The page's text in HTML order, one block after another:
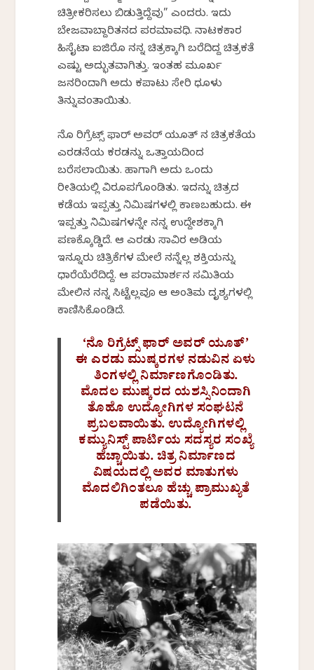
ಚಿತ್ರೀಕರಿಸಲು ಬಿಡುತ್ತಿದ್ದೆವು” ಎಂದರು. ಇದು
ಬೇಜವಾಬ್ದಾರಿತನದ ಪರಮಾವಧಿ. ನಾಟಕಕಾರ
ಹಿಸೈಟಾ ಐಜಿರೊ ನನ್ನ ಚಿತ್ರಕ್ಕಾಗಿ ಬರೆದಿದ್ದ ಚಿತ್ರಕತೆ
ಎಷ್ಟು ಅದ್ಭುತವಾಗಿತ್ತು. ಇಂತಹ ಮೂರ್ಖ
ಜನರಿಂದಾಗಿ ಅದು ಕಪಾಟು ಸೇರಿ ಧೂಳು
ತಿನ್ನುವಂತಾಯಿತು.
ನೊ ರಿಗ್ರೆಟ್ಸ್ ಫಾರ್ ಅವರ್ ಯೂತ್ ನ ಚಿತ್ರಕತೆಯ
ಎರಡನೆಯ ಕರಡನ್ನು ಒತ್ತಾಯದಿಂದ
ಬರೆಸಲಾಯಿತು. ಹಾಗಾಗಿ ಅದು ಒಂದು
ರೀತಿಯಲ್ಲಿ ವಿರೂಪಗೊಂಡಿತು. ಇದನ್ನು ಚಿತ್ರದ
ಕಡೆಯ ಇಪ್ಪತ್ತು ನಿಮಿಷಗಳಲ್ಲಿ ಕಾಣಬಹುದು. ಈ
ಇಪ್ಪತ್ತು ನಿಮಿಷಗಳನ್ನೇ ನನ್ನ ಉದ್ದೇಶಕ್ಕಾಗಿ
ಪಣಕ್ಕೊಡ್ಡಿದೆ. ಆ ಎರಡು ಸಾವಿರ ಅಡಿಯ
ಇನ್ನೂರು ಚಿತ್ರಿಕೆಗಳ ಮೇಲೆ ನನ್ನೆಲ್ಲ ಶಕ್ತಿಯನ್ನು
ಧಾರೆಯೆರೆದಿದ್ದೆ. ಆ ಪರಾಮಾರ್ಶನ ಸಮಿತಿಯ
ಮೇಲಿನ ನನ್ನ ಸಿಟ್ಟೆಲ್ಲವೂ ಆ ಅಂತಿಮ ದೃಶ್ಯಗಳಲ್ಲಿ
ಕಾಣಿಸಿಕೊಂಡಿದೆ.
‘ನೊ ರಿಗ್ರೆಟ್ಸ್ ಫಾರ್ ಅವರ್ ಯೂತ್’
ಈ ಎರಡು ಮುಷ್ಕರಗಳ ನಡುವಿನ ಏಳು
ತಿಂಗಳಲ್ಲಿ ನಿರ್ಮಾಣಗೊಂಡಿತು.
ಮೊದಲ ಮುಷ್ಕರದ ಯಶಸ್ಸಿನಿಂದಾಗಿ
ತೊಹೊ ಉದ್ಯೋಗಿಗಳ ಸಂಘಟನೆ
ಪ್ರಬಲವಾಯಿತು. ಉದ್ಯೋಗಿಗಳಲ್ಲಿ
ಕಮ್ಯುನಿಸ್ಟ್ ಪಾರ್ಟಿಯ ಸದಸ್ಯರ ಸಂಖ್ಯೆ
ಹೆಚ್ಚಾಯಿತು. ಚಿತ್ರ ನಿರ್ಮಾಣದ
ವಿಷಯದಲ್ಲಿ ಅವರ ಮಾತುಗಳು
ಮೊದಲಿಗಿಂತಲೂ ಹೆಚ್ಚು ಪ್ರಾಮುಖ್ಯತೆ
ಪಡೆಯಿತು.